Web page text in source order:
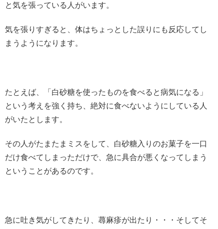
と気を張っている人がいます。
気を張りすぎると、体はちょっとした誤りにも反応してし
まうようになります。
たとえば、「白砂糖を使ったものを食べると病気になる」
という考えを強く持ち、絶対に食べないようにしている人
がいたとします。
その人がたまたまミスをして、白砂糖入りのお菓子を一口
だけ食べてしまっただけで、急に具合が悪くなってしまう
ということがあるのです。
急に吐き気がしてきたり、蕁麻疹が出たり・・・そしてそ